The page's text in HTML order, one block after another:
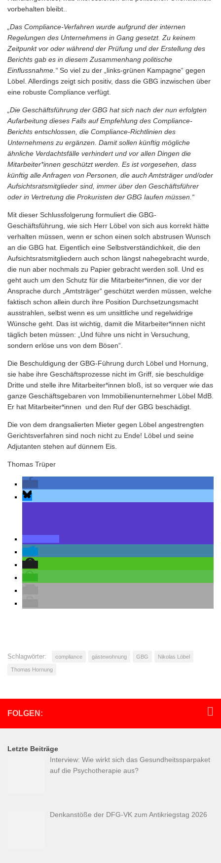
vorbehalten bleibt..
„Das Compliance-Verfahren wurde aufgrund der internen
Regelungen des Unternehmens in Gang gesetzt. Zu keinem
Zeitpunkt vor oder während der Prüfung und der Erstellung des
Berichts gab es in diesem Zusammenhang politische
Einflussnahme.“ So viel zu der „links-grünen Kampagne“ gegen
Löbel. Allerdings zeigt sich positiv, dass die GBG inzwischen über
eine robuste Compliance verfügt.
„Die Geschäftsführung der GBG hat sich nach der nun erfolgten
Aufarbeitung dieses Falls auf Empfehlung des Compliance-
Berichts entschlossen, die Compliance-Richtlinien des
Unternehmens zu ergänzen. Damit sollen künftig mögliche
ähnliche Verdachtsfälle verhindert und vor allen Dingen die
Mitarbeiter*innen geschützt werden. Es ist vorgesehen, dass
künftig alle Anfragen von Personen, die auch Amtsträger und/oder
Aufsichtsratsmitglieder sind, immer über den Geschäftsführer
oder in Vertretung die Prokuristen der GBG laufen müssen.“
Mit dieser Schlussfolgerung formuliert die GBG-
Geschäftsführung, wie sich Herr Löbel von sich aus korrekt hätte
verhalten müssen, wenn er schon einen solch abstrusen Wunsch
an die GBG hat. Eigentlich eine Selbstverständichkeit, die den
Aufsichtsratsmitgliedern auch schon längst nahegebracht wurde,
die nun aber nochmals zu Papier gebracht werden soll. Und es
geht auch um den Schutz für die Mitarbeiter*innen, die vor der
Ansprache durch „Amtsträger“ geschützt werden müssen, welche
faktisch schon allein durch ihre Position Durchsetzungsmacht
ausstrahlen, selbst wenn es um unsittliche und regelwidrige
Wünsche geht. Das ist wichtig, damit die Mitarbeiter*innen nicht
täglich beten müssen: „Und führe uns nicht in Versuchung,
sondern erlöse uns von dem Bösen“.
Die Beschuldigung der GBG-Führung durch Löbel und Hornung,
sie habe ihre Geschäftsprozesse nicht im Griff, sie beschuldige
Dritte und stelle ihre Mitarbeiter*innen bloß, ist so verquer wie das
ganze Geschäftsgebaren von Immobilienunternehmer Löbel MdB.
Er hat Mitarbeiter*innen und den Ruf der GBG beschädigt.
Die von dem drangsalierten Mieter gegen Löbel angestrengten
Gerichtsverfahren sind noch nicht zu Ende! Löbel und seine
Adjutanten stehen auf dünnem Eis.
Thomas Trüper
Schlagwörter: compliance gästewohnung GBG Nikolas Löbel
Thomas Hornung
FOLGEN:
Letzte Beiträge
Interview: Wie wirkt sich das Gesundheitssparpaket
auf die Psychotherapie aus?
Denkanstöße der DFG-VK zum Antikriegstag 2026